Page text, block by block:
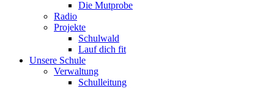
Die Mutprobe
Radio
Projekte
Schulwald
Lauf dich fit
Unsere Schule
Verwaltung
Schulleitung